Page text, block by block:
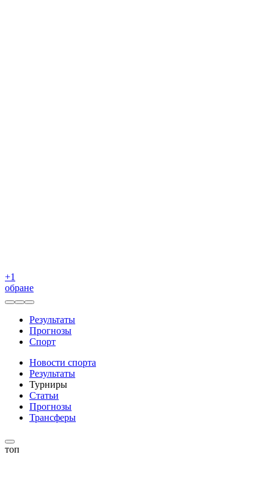
+1
обране
Результаты
Прогнозы
Спорт
Новости спорта
Результаты
Турниры
Статьи
Прогнозы
Трансферы
топ